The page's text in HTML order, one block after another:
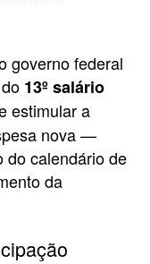
governo federal
13º salário
estimular a
nova —
do calendário de
da